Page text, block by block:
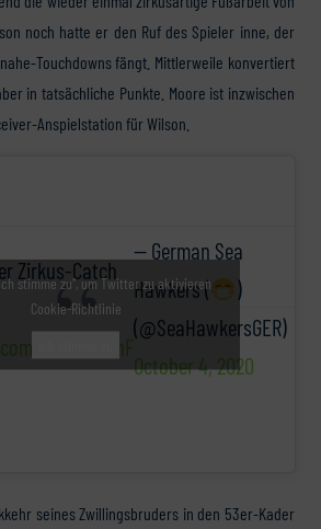
noch hatte er den Ruf des Spieler inne, der
Touchdowns fängt. Mittlerweile konvertiert
in tatsächliche Punkte. Moore ist inzwischen
Anspielstation für Wilson.
Zirkus-Catch
f0B4G8LuhF
— German Sea
Hawkers (
)
(@SeaHawkersGER)
October 4, 2020
stimme zu", um Twitter zu aktivieren
Cookie-Richtlinie
seines Zwillingsbruders in den 53er-Kader